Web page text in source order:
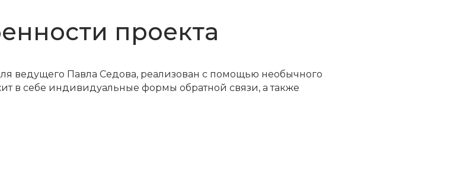
проекта
ведущего Павла Седова, реализован с помощью необычного
в себе индивидуальные формы обратной связи, а также